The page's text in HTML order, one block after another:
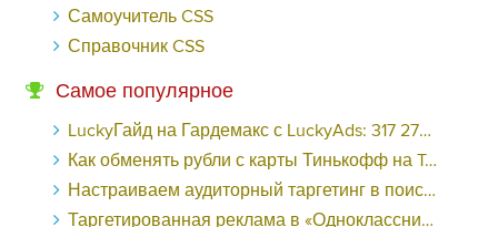
Самоучитель CSS
Справочник CSS
Самое популярное
LuckyГайд на Гардемакс с LuckyAds: 317 279 рублей за 10 дней - «Надо знать»
Как обменять рубли с карты Тинькофф на Tether ERC20 (USDT)?
Настраиваем аудиторный таргетинг в поисковой кампании Google Ads - «Заработок»
Таргетированная реклама в «Одноклассниках»: как ее настроить и нужно ли - «Заработок»